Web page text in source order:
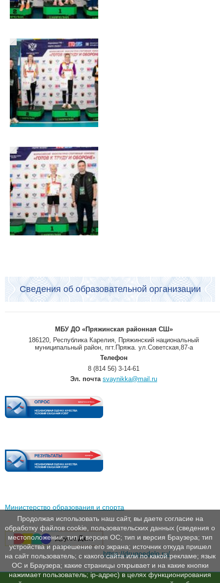
Сведения об образовательной организации
МБУ ДО «Пряжинская районная СШ»
186120, Республика Карелия, Пряжинский национальный
муниципальный район, пгт.Пряжа. ул.Советская,87-а
Телефон
8 (814 56) 3-14-61
Эл. почта svaynikka@mail.ru
Министерство образования и спорта
https://drugoedelo.ru/
Продолжая использовать наш сайт, вы даете согласие на
обработку файлов cookie, пользовательских данных (сведения о
местоположении; тип и версия ОС; тип и версия Браузера; тип
устройства и разрешение его экрана; источник откуда пришел
на сайт пользователь; с какого сайта или по какой рекламе; язык
ОС и Браузера; какие страницы открывает и на какие кнопки
нажимает пользователь; ip-адрес) в целях функционирования